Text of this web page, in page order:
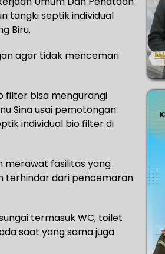
tangki septik individual
Biru.
agar tidak mencemari
filter bisa mengurangi
Sina usai pemotongan
individual bio filter di
merawat fasilitas yang
terhindar dari pencemaran
termasuk WC, toilet
saat yang sama juga